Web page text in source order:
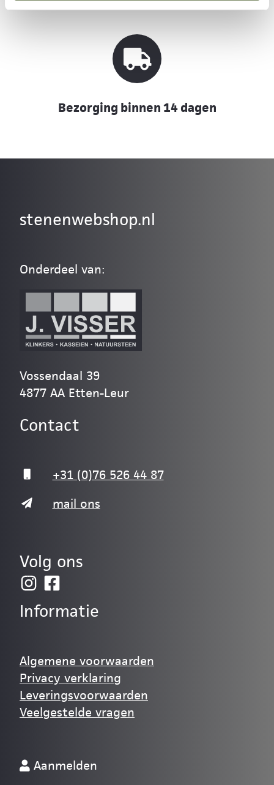
Bezorging binnen 14 dagen
stenenwebshop.nl
Onderdeel van:
Vossendaal 39
4877 AA Etten-Leur
Contact
+31 (0)76 526 44 87
mail ons
Volg ons
Informatie
Algemene voorwaarden
Privacy verklaring
Leveringsvoorwaarden
Veelgestelde vragen
Aanmelden